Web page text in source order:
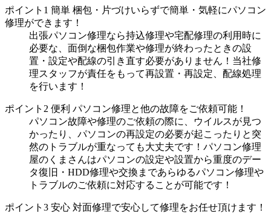
ポイント1 簡単 梱包・片づけいらずで簡単・気軽にパソコン
修理ができます！
出張パソコン修理なら持込修理や宅配修理の利用時に
必要な、面倒な梱包作業や修理が終わったときの設
置・設定や配線の引き直す必要がありません！当社修
理スタッフが責任をもって再設置・再設定、配線処理
を行います！
ポイント2 便利 パソコン修理と他の故障をご依頼可能！
パソコン故障や修理のご依頼の際に、ウイルスが見つ
かったり、パソコンの再設定の必要が起こったりと突
然のトラブルが重なっても大丈夫です！パソコン修理
屋のくまさんはパソコンの設定や設置から重度のデー
タ復旧・HDD修理や交換まであらゆるパソコン修理や
トラブルのご依頼に対応することが可能です！
ポイント3 安心 対面修理で安心して修理をお任せ頂けます！